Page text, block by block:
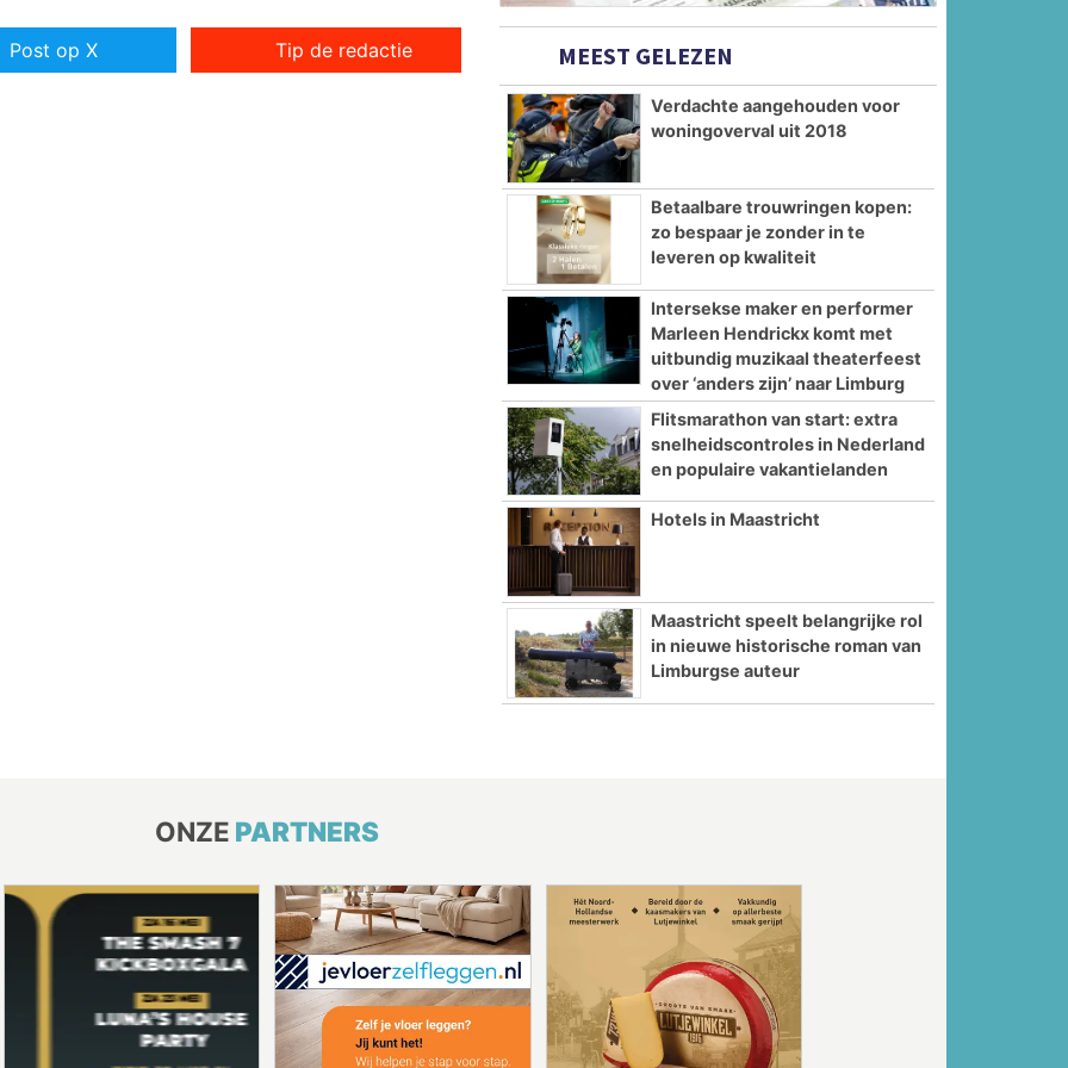
Post op X Tip de redactie MEEST GELEZEN
Verdachte aangehouden voor
woningoverval uit 2018
Betaalbare trouwringen kopen:
zo bespaar je zonder in te
leveren op kwaliteit
Intersekse maker en performer
Marleen Hendrickx komt met
uitbundig muzikaal theaterfeest
over ‘anders zijn’ naar Limburg
Flitsmarathon van start: extra
snelheidscontroles in Nederland
en populaire vakantielanden
Hotels in Maastricht
Maastricht speelt belangrijke rol
in nieuwe historische roman van
Limburgse auteur
ONZE PARTNERS